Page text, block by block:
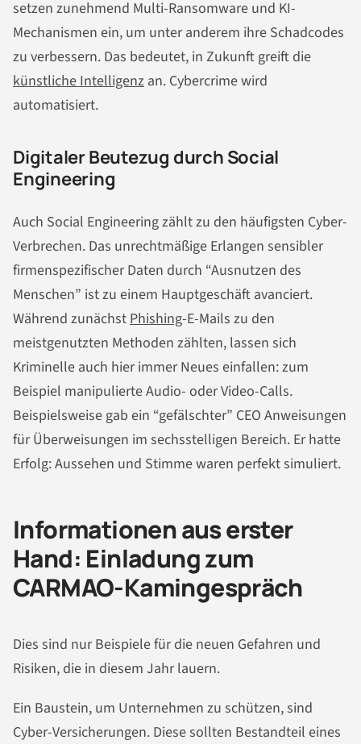
setzen zunehmend Multi-Ransomware und KI-
Mechanismen ein, um unter anderem ihre Schadcodes
zu verbessern. Das bedeutet, in Zukunft greift die
künstliche Intelligenz an. Cybercrime wird
automatisiert.
Digitaler Beutezug durch Social
Engineering
Auch Social Engineering zählt zu den häufigsten Cyber-
Verbrechen. Das unrechtmäßige Erlangen sensibler
firmenspezifischer Daten durch “Ausnutzen des
Menschen” ist zu einem Hauptgeschäft avanciert.
Während zunächstPhishing-E-Mails zu den
meistgenutzten Methoden zählten, lassen sich
Kriminelle auch hier immer Neues einfallen: zum
Beispiel manipulierte Audio- oder Video-Calls.
Beispielsweise gab ein “gefälschter” CEO Anweisungen
für Überweisungen im sechsstelligen Bereich. Er hatte
Erfolg: Aussehen und Stimme waren perfekt simuliert.
Informationen aus erster
Hand: Einladung zum
CARMAO-Kamingespräch
Dies sind nur Beispiele für die neuen Gefahren und
Risiken, die in diesem Jahr lauern.
Ein Baustein, um Unternehmen zu schützen, sind
Cyber-Versicherungen. Diese sollten Bestandteil eines